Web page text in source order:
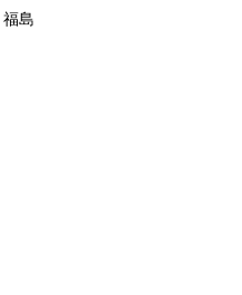
福島